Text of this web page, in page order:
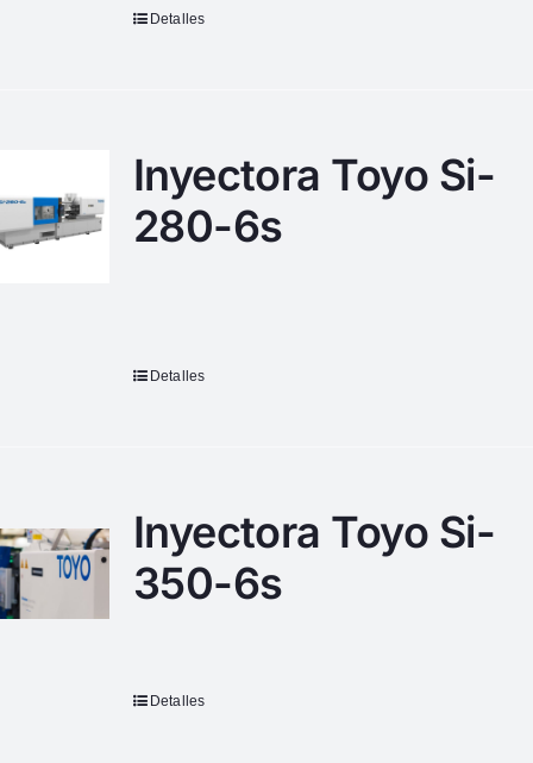
Detalles
Inyectora Toyo Si-
280-6s
Detalles
Inyectora Toyo Si-
350-6s
Detalles